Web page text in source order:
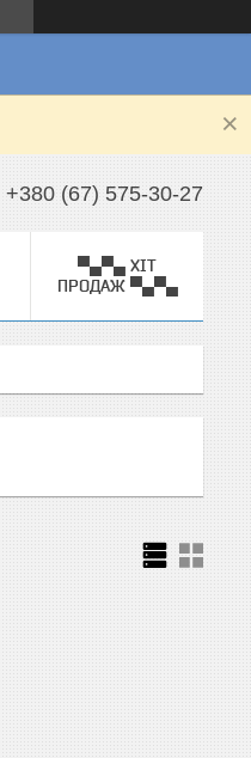
+380 (67) 575-30-27
▀▄▀▄ ХІТ
ПРОДАЖ ▀▄▀▄